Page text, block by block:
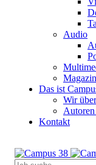
Audio
Magazin
Das ist
Wir
Kontakt